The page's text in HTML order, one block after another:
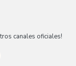
canales oficiales!